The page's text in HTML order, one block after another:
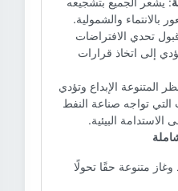
بالانتماء والشمولية.
تحدي الافتراضات
إلى اتخاذ قرارات
المتنوعة الإبداع وتؤدي
التي تواجه صناعة النفط
الاستدامة البيئية.
متنوعة حقًا تحولًا